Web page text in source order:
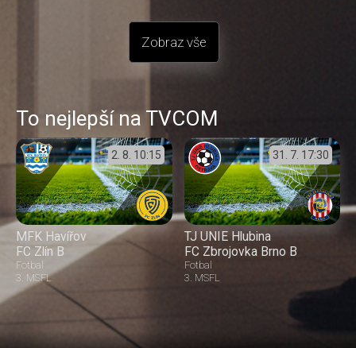
Zobraz vše
To nejlepší na TVCOM
2. 8. 10:15
MFK Havířov
FC Zlín B
Fotbal
3. MSFL
31. 7. 17:30
TJ UNIE Hlubina
FC Zbrojovka Brno B
Fotbal
3. MSFL